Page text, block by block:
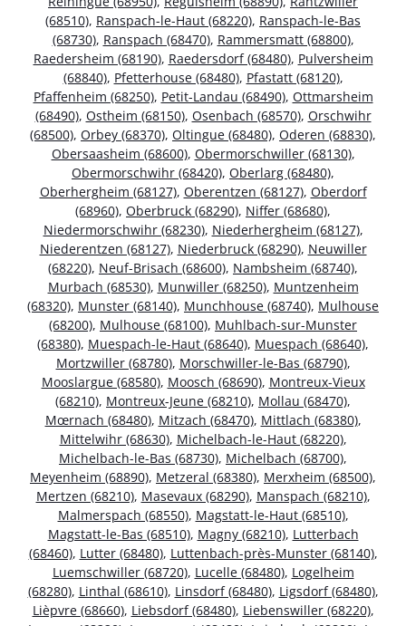
(68510), Ranspach-le-Haut (68220), Ranspach-le-Bas
(68730), Ranspach (68470), Rammersmatt (68800),
Raedersheim (68190), Raedersdorf (68480), Pulversheim
(68840), Pfetterhouse (68480), Pfastatt (68120),
Pfaffenheim (68250), Petit-Landau (68490), Ottmarsheim
(68490), Ostheim (68150), Osenbach (68570), Orschwihr
(68500), Orbey (68370), Oltingue (68480), Oderen (68830),
Obersaasheim (68600), Obermorschwiller (68130),
Obermorschwihr (68420), Oberlarg (68480),
Oberhergheim (68127), Oberentzen (68127), Oberdorf
(68960), Oberbruck (68290), Niffer (68680),
Niedermorschwihr (68230), Niederhergheim (68127),
Niederentzen (68127), Niederbruck (68290), Neuwiller
(68220), Neuf-Brisach (68600), Nambsheim (68740),
Murbach (68530), Munwiller (68250), Muntzenheim
(68320), Munster (68140), Munchhouse (68740), Mulhouse
(68200), Mulhouse (68100), Muhlbach-sur-Munster
(68380), Muespach-le-Haut (68640), Muespach (68640),
Mortzwiller (68780), Morschwiller-le-Bas (68790),
Mooslargue (68580), Moosch (68690), Montreux-Vieux
(68210), Montreux-Jeune (68210), Mollau (68470),
Mœrnach (68480), Mitzach (68470), Mittlach (68380),
Mittelwihr (68630), Michelbach-le-Haut (68220),
Michelbach-le-Bas (68730), Michelbach (68700),
Meyenheim (68890), Metzeral (68380), Merxheim (68500),
Mertzen (68210), Masevaux (68290), Manspach (68210),
Malmerspach (68550), Magstatt-le-Haut (68510),
Magstatt-le-Bas (68510), Magny (68210), Lutterbach
(68460), Lutter (68480), Luttenbach-près-Munster (68140),
Luemschwiller (68720), Lucelle (68480), Logelheim
(68280), Linthal (68610), Linsdorf (68480), Ligsdorf (68480),
Lièpvre (68660), Liebsdorf (68480), Liebenswiller (68220),